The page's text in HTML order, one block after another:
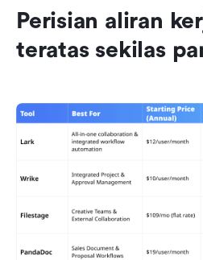
Perisian aliran
teratas sekilas